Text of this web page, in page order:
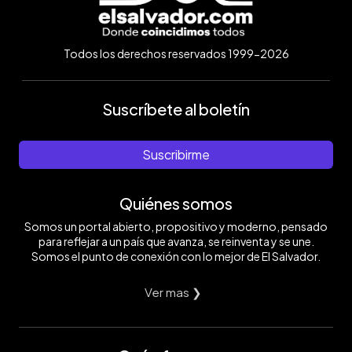
Todos los derechos reservados 1999-2026
Suscríbete al boletín
Suscribirme
Quiénes somos
Somos un portal abierto, propositivo y moderno, pensado
para reflejar a un país que avanza, se reinventa y se une.
Somos el punto de conexión con lo mejor de El Salvador.
Ver mas ❯